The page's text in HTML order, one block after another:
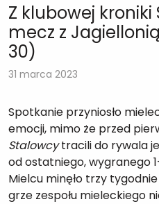
Z klubowej kroniki
mecz z
30)
31 marca 2023
Spotkanie przyniosło
emocji, mimo że przed
Stalowcytracili do rywala
od ostatniego, wygranego
Mielcu minęło trzy
grze zespołu mieleckiego